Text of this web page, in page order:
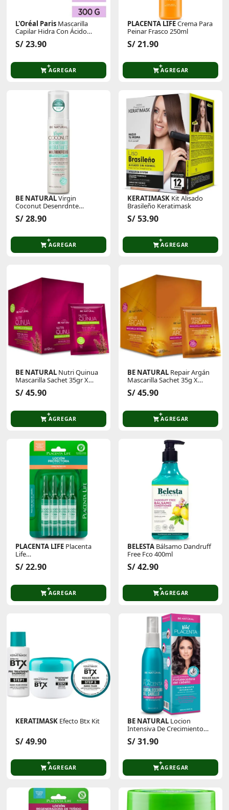
L'Oréal Paris Mascarilla
Capilar Hidra Con Ácido
S/ 23.90
AGREGAR
PLACENTA LIFECrema Para
Peinar Frasco 250ml
S/ 21.90
AGREGAR
BE NATURALVirgin
Coconut Desenrdnte
S/ 28.90
AGREGAR
KERATIMASK Kit Alisado
Brasileño Keratimask
S/ 53.90
AGREGAR
BE NATURAL Nutri Quinua
Mascarilla Sachet 35gr X
12unid
S/ 45.90
AGREGAR
BE NATURAL Repair Argán
Mascarilla Sachet 35g X
12unid
S/ 45.90
AGREGAR
PLACENTA LIFE Placenta
Life
Loción Protectora Blister4und
13ml
S/ 22.90
AGREGAR
BELESTA Bálsamo Dandruff
Free Fco 400ml
S/ 42.90
AGREGAR
KERATIMASK Efecto Btx Kit
S/ 49.90
AGREGAR
BE NATURAL Locion
Intensiva De Crecimiento
Vital 100 Ml
S/ 31.90
AGREGAR